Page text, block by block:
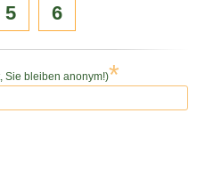
5 6
Sie bleiben anonym!)*